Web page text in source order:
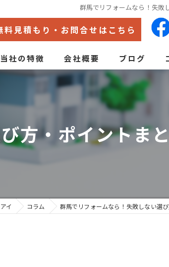
群馬でリフォームなら！失敗
料見積もり・お問合せはこちら
当社の特徴
水回り
断熱
会社概要
代表あいさつ
ブログ
方・ポイントま
イ コラム 群馬でリフォームなら！失敗しない選